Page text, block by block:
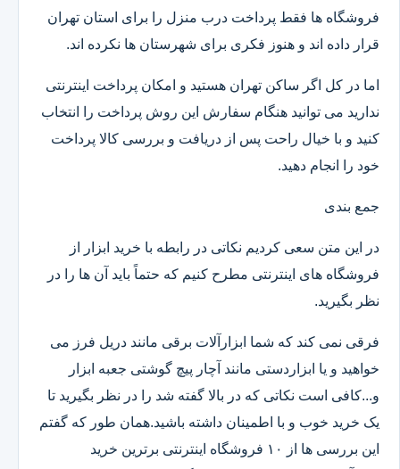
فروشگاه ها فقط پرداخت درب منزل را برای استان تهران
قرار داده اند و هنوز فکری برای شهرستان ها نکرده اند.
اما در کل اگر ساکن تهران هستید و امکان پرداخت اینترنتی
ندارید می توانید هنگام سفارش این روش پرداخت را انتخاب
کنید و با خیال راحت پس از دریافت و بررسی کالا پرداخت
خود را انجام دهید.
جمع بندی
در این متن سعی کردیم نکاتی در رابطه با خرید ابزار از
فروشگاه های اینترنتی مطرح کنیم که حتماً باید آن ها را در
نظر بگیرید.
فرقی نمی کند که شما ابزارآلات برقی مانند دریل فرز می
خواهید و یا ابزاردستی مانند آچار پیچ گوشتی جعبه ابزار
و...کافی است نکاتی که در بالا گفته شد را در نظر بگیرید تا
یک خرید خوب و با اطمینان داشته باشید.همان طور که گفتم
این بررسی ها از ۱۰ فروشگاه اینترنتی برترین خرید